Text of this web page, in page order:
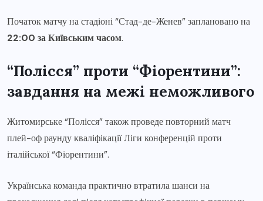
Початок матчу на стадіоні “Стад-де-Женев” заплановано на
22:00 за Київським часом.
“Полісся” проти “Фіорентини”:
завдання на межі неможливого
Житомирське “Полісся” також проведе повторний матч
плей-оф раунду кваліфікації Ліги конференцій проти
італійської “Фіорентини”.
Українська команда практично втратила шанси на